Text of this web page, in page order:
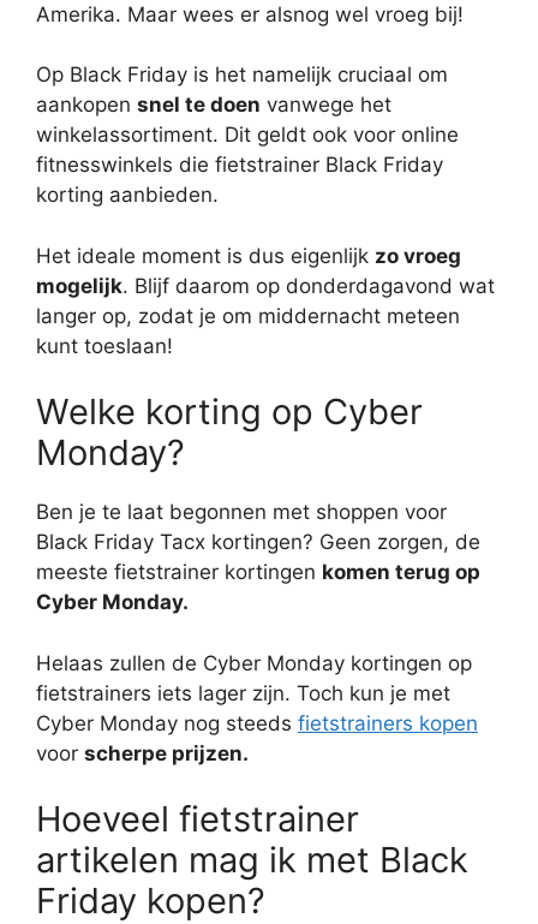
Amerika. Maar wees er alsnog wel vroeg bij!
Op Black Friday is het namelijk cruciaal om
aankopen snel te doen vanwege het
winkelassortiment. Dit geldt ook voor online
fitnesswinkels die fietstrainer Black Friday
korting aanbieden.
Het ideale moment is dus eigenlijk zo vroeg
mogelijk. Blijf daarom op donderdagavond wat
langer op, zodat je om middernacht meteen
kunt toeslaan!
Welke korting op Cyber
Monday?
Ben je te laat begonnen met shoppen voor
Black Friday Tacx kortingen? Geen zorgen, de
meeste fietstrainer kortingen komen terug op
Cyber Monday.
Helaas zullen de Cyber Monday kortingen op
fietstrainers iets lager zijn. Toch kun je met
Cyber Monday nog steeds fietstrainers kopen
voor scherpe prijzen.
Hoeveel fietstrainer
artikelen mag ik met Black
Friday kopen?